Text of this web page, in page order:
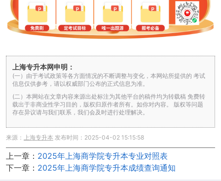
上海专升本网申明：
(一）由于考试政策等各方面情况的不断调整与变化，本网站所提供的 考试
信息仅供参考，请以权威部门公布的正式信息为准。
(二）本网站在文章内容来源出处标注为其他平台的稿件均为转载稿 免费转
载出于非商业性学习目的，版权归原作者所有。如你对内容。 版权等问题
存在异议请与我们联系，我们会及时进行处理解决。
来源： 上海专升本 发布时间：2025-04-02 15:15:58
上一章： 2025年上海商学院专升本专业对照表
下一章： 2025年上海商学院专升本成绩查询通知